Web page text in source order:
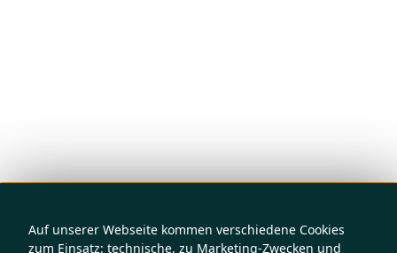
Auf unserer Webseite kommen verschiedene Cookies
zum Einsatz: technische, zu Marketing-Zwecken und